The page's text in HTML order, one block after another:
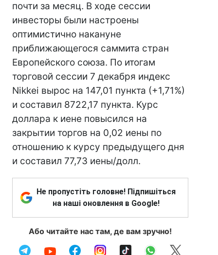
почти за месяц. В ходе сессии
инвесторы были настроены
оптимистично накануне
приближающегося саммита стран
Европейского союза. По итогам
торговой сессии 7 декабря индекс
Nikkei вырос на 147,01 пункта (+1,71%)
и составил 8722,17 пункта. Курс
доллара к иене повысился на
закрытии торгов на 0,02 иены по
отношению к курсу предыдущего дня
и составил 77,73 иены/долл.
Не пропустіть головне! Підпишіться
на наші оновлення в Google!
Або читайте нас там, де вам зручно!